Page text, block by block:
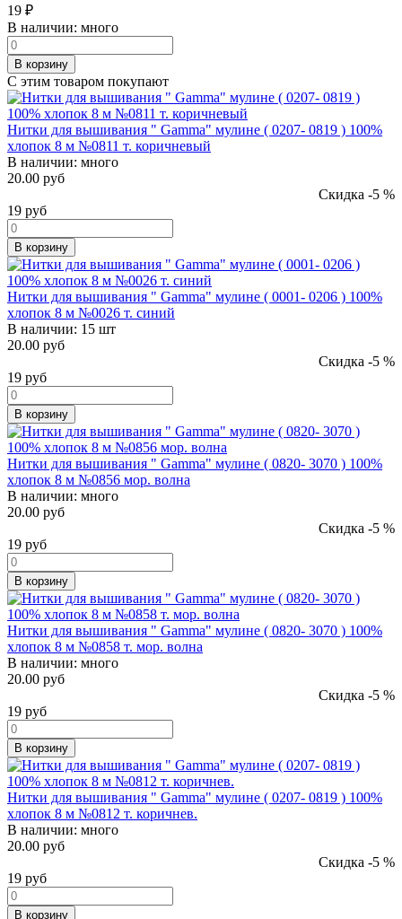
19 ₽
В наличии: много
В корзину
С этим товаром покупают
Нитки для вышивания " Gamma" мулине ( 0207- 0819 ) 100%
хлопок 8 м №0811 т. коричневый
В наличии: много
20.00 руб
Скидка -5 %
19 руб
В корзину
Нитки для вышивания " Gamma" мулине ( 0001- 0206 ) 100%
хлопок 8 м №0026 т. синий
В наличии: 15 шт
20.00 руб
Скидка -5 %
19 руб
В корзину
Нитки для вышивания " Gamma" мулине ( 0820- 3070 ) 100%
хлопок 8 м №0856 мор. волна
В наличии: много
20.00 руб
Скидка -5 %
19 руб
В корзину
Нитки для вышивания " Gamma" мулине ( 0820- 3070 ) 100%
хлопок 8 м №0858 т. мор. волна
В наличии: много
20.00 руб
Скидка -5 %
19 руб
В корзину
Нитки для вышивания " Gamma" мулине ( 0207- 0819 ) 100%
хлопок 8 м №0812 т. коричнев.
В наличии: много
20.00 руб
Скидка -5 %
19 руб
В корзину